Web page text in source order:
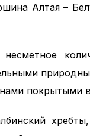
Алтая –
покрытыми